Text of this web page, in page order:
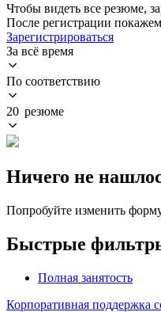
Чтобы видеть все резюме,
После регистрации
Зарегистрироваться
За всё время
По соответствию
20 резюме
Ничего не
Попробуйте изменить
Быстрые
Полная занятость
Корпоративная поддержка